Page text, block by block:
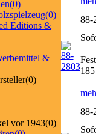
(0)
(0)
Editions &
&
(0)
(0)
88-
88-